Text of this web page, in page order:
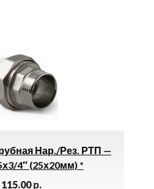
Нар./рез. РТП —
4″ (25х20мм) *
115.00р.